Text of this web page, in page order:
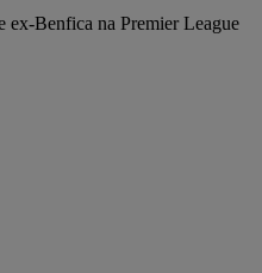
ex-Benfica na Premier League